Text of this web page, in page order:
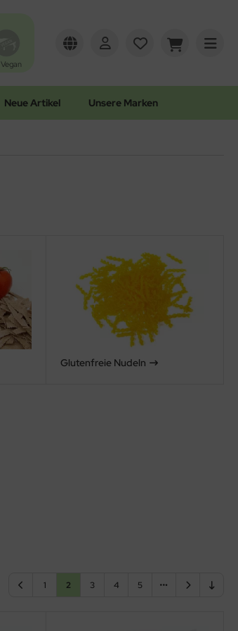
Vegan
Neue Artikel Unsere Marken
Glutenfreie Nudeln
1 2 3 4 5